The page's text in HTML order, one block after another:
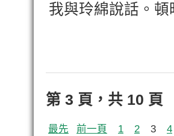
我與玲綿說話。
第 3 頁，共 10 頁
最先 前一頁 1 2 3 4